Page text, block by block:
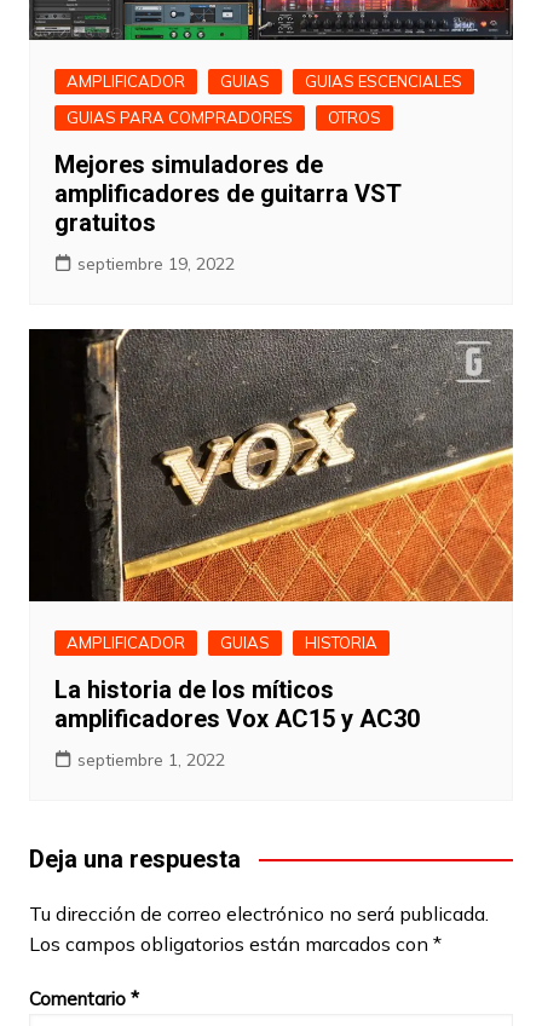
AMPLIFICADOR GUIAS
GUIAS ESCENCIALES
GUIAS PARA COMPRADORES
OTROS
Mejores simuladores de
amplificadores de guitarra VST
gratuitos
septiembre 19, 2022
AMPLIFICADOR GUIAS HISTORIA
La historia de los míticos
amplificadores Vox AC15 y AC30
septiembre 1, 2022
Deja una respuesta
Tu dirección de correo electrónico no será publicada.
Los campos obligatorios están marcados con *
Comentario *